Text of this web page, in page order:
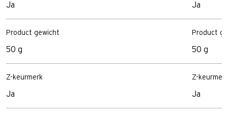
Ja
Product gewicht
50 g
Z-keurmerk
Ja
Ja
Product
50 g
Z-keurmerk
Ja